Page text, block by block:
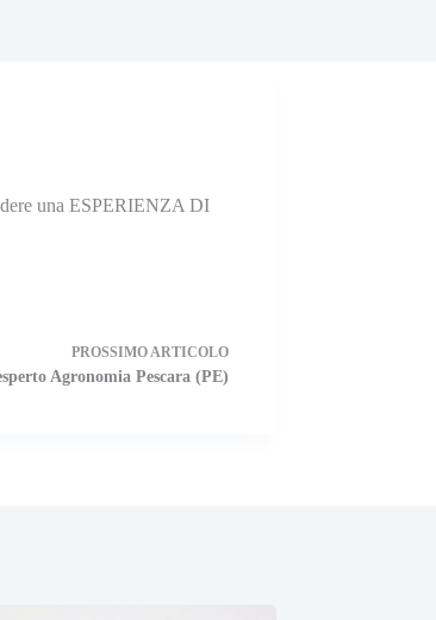
una ESPERIENZA DI
PROSSIMOARTICOLO
Agronomia Pescara (PE)